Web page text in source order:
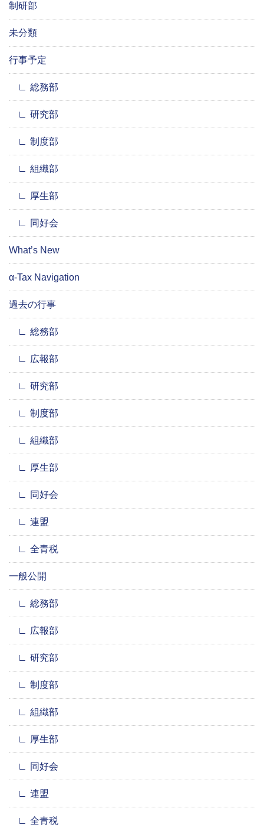
制研部
未分類
行事予定
総務部
研究部
制度部
組織部
厚生部
同好会
What’s New
α-Tax Navigation
過去の行事
総務部
広報部
研究部
制度部
組織部
厚生部
同好会
連盟
全青税
一般公開
総務部
広報部
研究部
制度部
組織部
厚生部
同好会
連盟
全青税